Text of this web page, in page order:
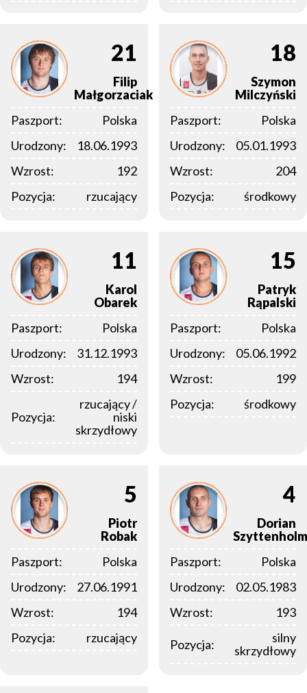
21
Filip
Małgorzaciak
Paszport:
Polska
Urodzony:
18.06.1993
Wzrost:
192
Pozycja:
rzucający
18
Szymon
Milczyński
Paszport:
Polska
Urodzony:
05.01.1993
Wzrost:
204
Pozycja:
środkowy
11
Karol
Obarek
Paszport:
Polska
Urodzony:
31.12.1993
Wzrost:
194
Pozycja:
rzucający /
niski
skrzydłowy
15
Patryk
Rąpalski
Paszport:
Polska
Urodzony:
05.06.1992
Wzrost:
199
Pozycja:
środkowy
5
Piotr
Robak
Paszport:
Polska
Urodzony:
27.06.1991
Wzrost:
194
Pozycja:
rzucający
4
Dorian
Szyttenholm
Paszport:
Polska
Urodzony:
02.05.1983
Wzrost:
193
Pozycja:
silny
skrzydłowy